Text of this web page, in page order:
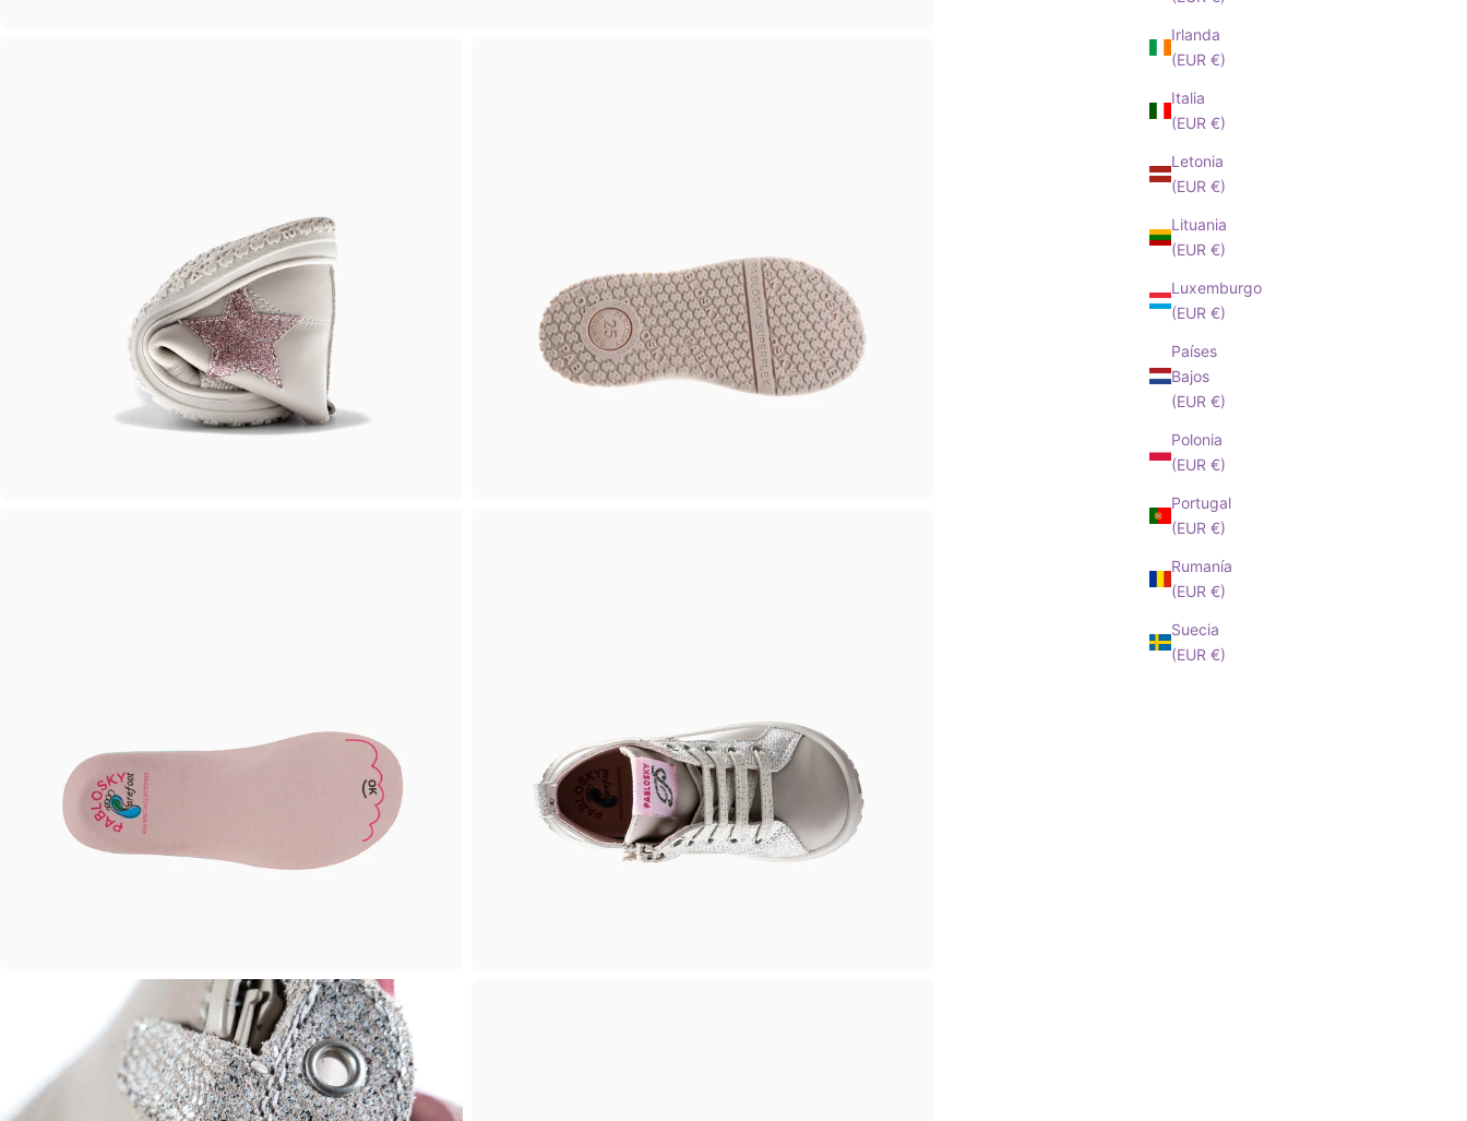
Irlanda
(EUR €)
Italia
(EUR €)
Letonia
(EUR €)
Lituania
(EUR €)
Luxemburgo
(EUR €)
Países
Bajos
(EUR €)
Polonia
(EUR €)
Portugal
(EUR €)
Rumanía
(EUR €)
Suecia
(EUR €)